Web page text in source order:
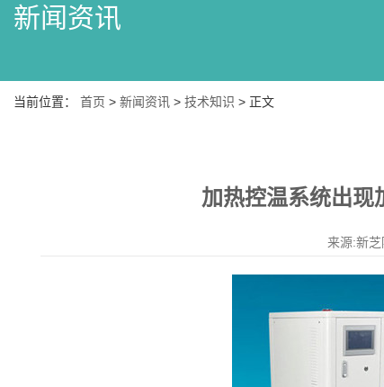
新闻资讯
当前位置： 首页 > 新闻资讯 > 技术知识 > 正文
加热控温系统出现
来源:新